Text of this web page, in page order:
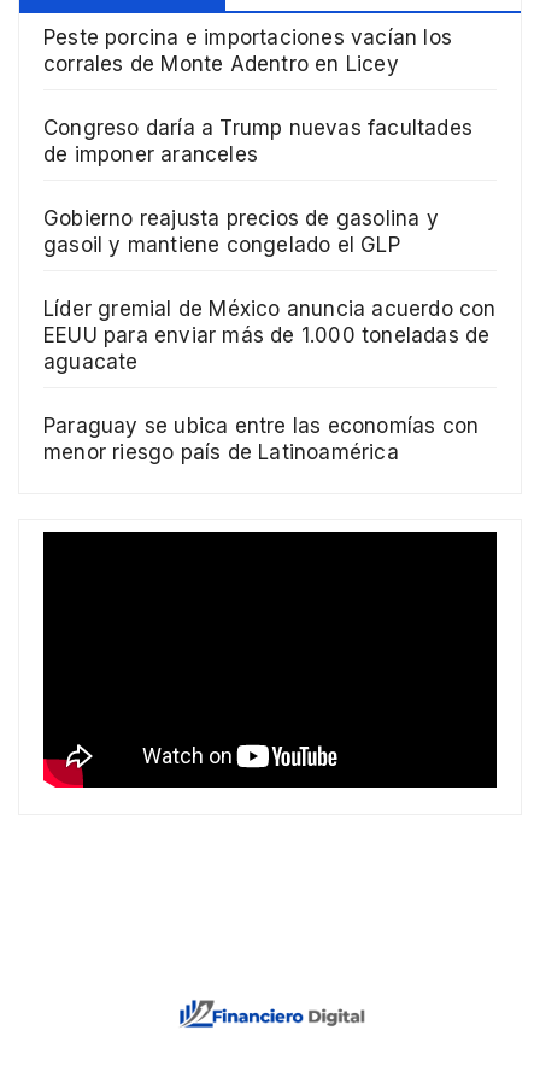
Peste porcina e importaciones vacían los
corrales de Monte Adentro en Licey
Congreso daría a Trump nuevas facultades
de imponer aranceles
Gobierno reajusta precios de gasolina y
gasoil y mantiene congelado el GLP
Líder gremial de México anuncia acuerdo con
EEUU para enviar más de 1.000 toneladas de
aguacate
Paraguay se ubica entre las economías con
menor riesgo país de Latinoamérica